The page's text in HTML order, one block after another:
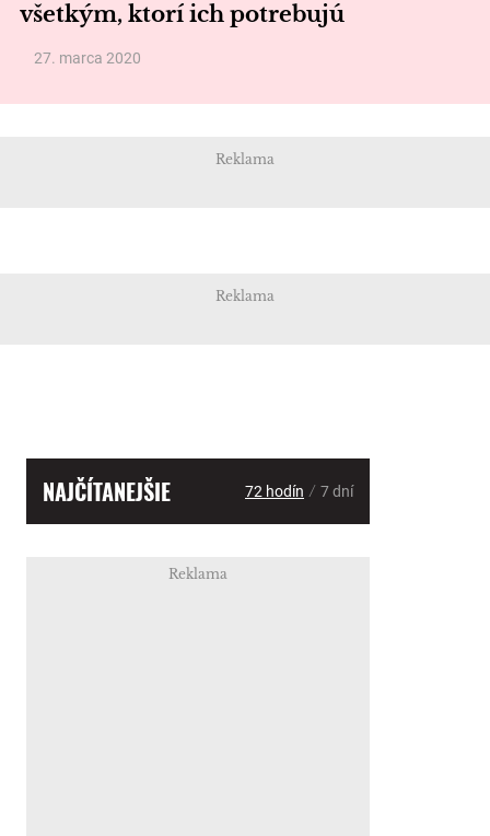
všetkým, ktorí ich potrebujú
27. marca 2020
Reklama
Reklama
NAJČÍTANEJŠIE 72 hodín / 7 dní
Reklama